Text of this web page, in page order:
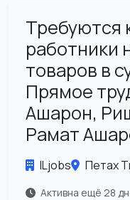
Требуются
работники
товаров в
Прямое
Ашарон,
Рамат
ILjobs Петах
Активна ещё 28